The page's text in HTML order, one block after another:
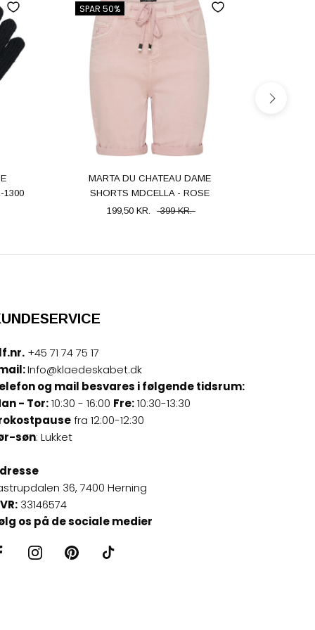
1300
SPAR 50%
MARTA DU CHATEAU DAME
SHORTS MDCELLA - ROSE
199,50 KR.
399 KR.
+45 71 74 75 17
Info@klaedeskabet.dk
og mail besvares i følgende tidsrum:
- Tor:10:30 - 16:00 Fre:10:30-13:30
fra 12:00-12:30
søn: Lukket
36, 7400 Herning
33146574
os på de sociale medier